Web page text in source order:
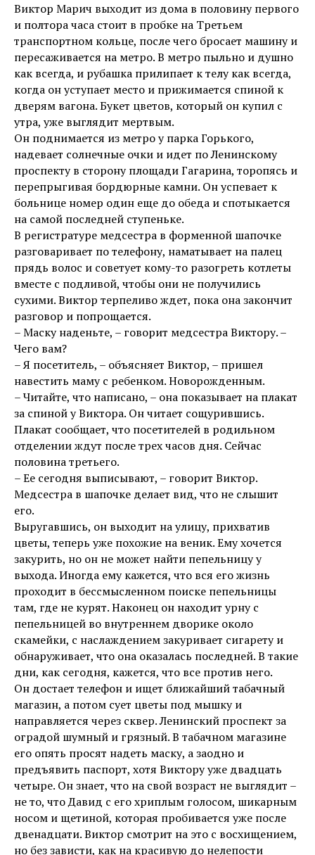
Виктор Марич выходит из дома в половину первого
и полтора часа стоит в пробке на Третьем
транспортном кольце, после чего бросает машину и
пересаживается на метро. В метро пыльно и душно
как всегда, и рубашка прилипает к телу как всегда,
когда он уступает место и прижимается спиной к
дверям вагона. Букет цветов, который он купил с
утра, уже выглядит мертвым.
Он поднимается из метро у парка Горького,
надевает солнечные очки и идет по Ленинскому
проспекту в сторону площади Гагарина, торопясь и
перепрыгивая бордюрные камни. Он успевает к
больнице номер один еще до обеда и спотыкается
на самой последней ступеньке.
В регистратуре медсестра в форменной шапочке
разговаривает по телефону, наматывает на палец
прядь волос и советует кому-то разогреть котлеты
вместе с подливой, чтобы они не получились
сухими. Виктор терпеливо ждет, пока она закончит
разговор и попрощается.
– Маску наденьте, – говорит медсестра Виктору. –
Чего вам?
– Я посетитель, – объясняет Виктор, – пришел
навестить маму с ребенком. Новорожденным.
– Читайте, что написано, – она показывает на плакат
за спиной у Виктора. Он читает сощурившись.
Плакат сообщает, что посетителей в родильном
отделении ждут после трех часов дня. Сейчас
половина третьего.
– Ее сегодня выписывают, – говорит Виктор.
Медсестра в шапочке делает вид, что не слышит
его.
Выругавшись, он выходит на улицу, прихватив
цветы, теперь уже похожие на веник. Ему хочется
закурить, но он не может найти пепельницу у
выхода. Иногда ему кажется, что вся его жизнь
проходит в бессмысленном поиске пепельницы
там, где не курят. Наконец он находит урну с
пепельницей во внутреннем дворике около
скамейки, с наслаждением закуривает сигарету и
обнаруживает, что она оказалась последней. В такие
дни, как сегодня, кажется, что все против него.
Он достает телефон и ищет ближайший табачный
магазин, а потом сует цветы под мышку и
направляется через сквер. Ленинский проспект за
оградой шумный и грязный. В табачном магазине
его опять просят надеть маску, а заодно и
предъявить паспорт, хотя Виктору уже двадцать
четыре. Он знает, что на свой возраст не выглядит –
не то, что Давид с его хриплым голосом, шикарным
носом и щетиной, которая пробивается уже после
двенадцати. Виктор смотрит на это с восхищением,
но без зависти, как на красивую до нелепости